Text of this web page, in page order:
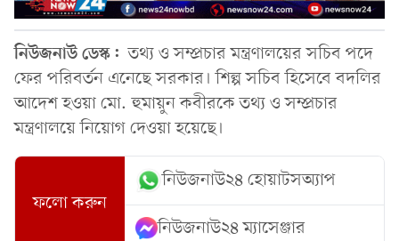
নিউজনাউ ডেস্ক: তথ্য ও সম্প্রচার মন্ত্রণালয়ের সচিব পদে
ফের পরিবর্তন এনেছে সরকার। শিল্প সচিব হিসেবে বদলির
আদেশ হওয়া মো. হুমায়ুন কবীরকে তথ্য ও সম্প্রচার
মন্ত্রণালয়ে নিয়োগ দেওয়া হয়েছে।
ফলো করুন
নিউজনাউ২৪ হোয়াটসঅ্যাপ
নিউজনাউ২৪ ম্যাসেঞ্জার